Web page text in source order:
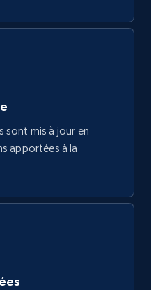
sont mis à jour en
apportées à la